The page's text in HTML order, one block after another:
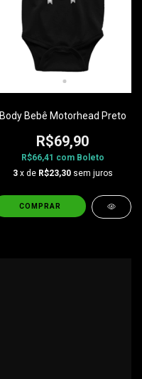
Body Bebê Motorhead Preto
R$69,90
R$66,41 com Boleto
3 x de R$23,30 sem juros
COMPRAR